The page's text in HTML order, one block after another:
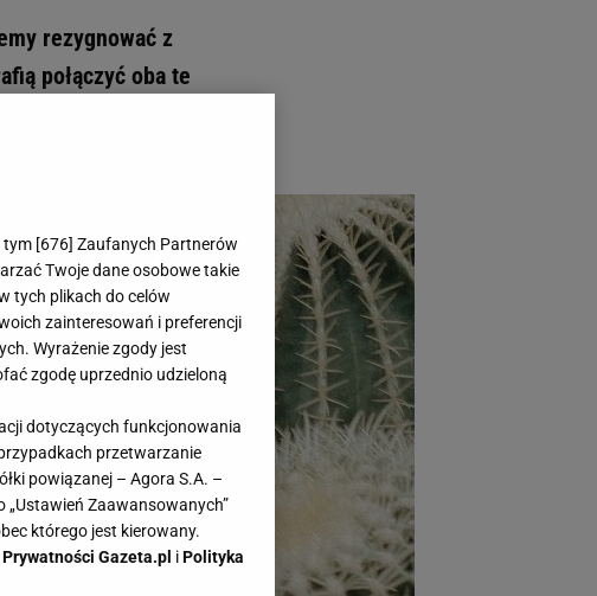
rezygnować z
połączyć oba te
Soft oraz białe
tym [676] Zaufanych Partnerów
Twoje dane osobowe takie
tych plikach do celów
zainteresowań i preferencji
Wyrażenie zgody jest
zgodę uprzednio udzieloną
dotyczących funkcjonowania
przetwarzanie
powiązanej – Agora S.A. –
„Ustawień Zaawansowanych”
którego jest kierowany.
Gazeta.pl iPolityka